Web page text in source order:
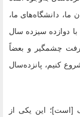
ما، دانشگاه‌هاى ما،
دوازده سیزده سال
چشمگیر و بعضاً
کنیم، پانزده‌سال
[است‌]؛ این یکى از